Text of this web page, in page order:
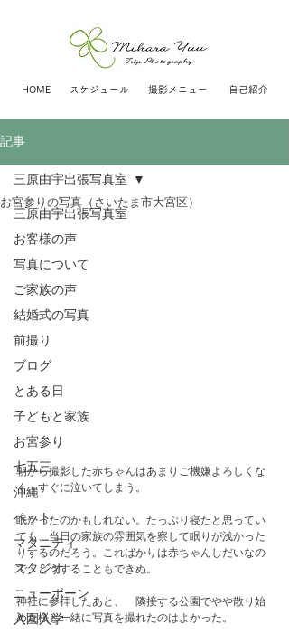
HOME スケジュール 撮影メニュー 自己紹介
記事
三原由宇出張写真室
お客様の声
写真について
ご家族の声
結婚式の写真
前撮り
ブログ
とある日
子どもと家族
お宮参り
七五三
沖縄
ペット
マタニティ
スタジオ
ニューボーン
入園入学
三原由宇出張写真室
お宮参りの写真（さいたま市大宮区）
朝から撮影した赤ちゃんはあまりご機嫌よろしくな
く、すぐに泣いてしまう。
眠かったのかもしれない。たっぷり寝たと思ってい
ても、当日の家族の雰囲気を察して眠りが浅かった
りするのだろう。こればかりは赤ちゃんしだいなの
で、どうすることもできぬ。
神社に参拝したあと、　隣接する公園でやや散り始
めた桜と一緒に写真を撮れたのはよかった。